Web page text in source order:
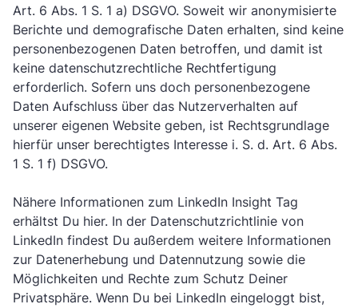
Art. 6 Abs. 1 S. 1 a) DSGVO. Soweit wir anonymisierte
Berichte und demografische Daten erhalten, sind keine
personenbezogenen Daten betroffen, und damit ist
keine datenschutzrechtliche Rechtfertigung
erforderlich. Sofern uns doch personenbezogene
Daten Aufschluss über das Nutzerverhalten auf
unserer eigenen Website geben, ist Rechtsgrundlage
hierfür unser berechtigtes Interesse i. S. d. Art. 6 Abs.
1 S. 1 f) DSGVO.
Nähere Informationen zum LinkedIn Insight Tag
erhältst Du hier. In der Datenschutzrichtlinie von
LinkedIn findest Du außerdem weitere Informationen
zur Datenerhebung und Datennutzung sowie die
Möglichkeiten und Rechte zum Schutz Deiner
Privatsphäre. Wenn Du bei LinkedIn eingeloggt bist,